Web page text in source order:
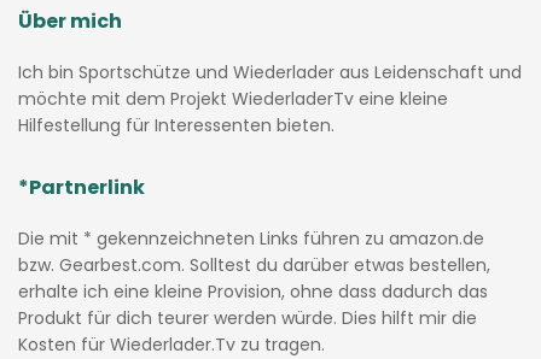
Über mich
Ich bin Sportschütze und Wiederlader aus Leidenschaft und
möchte mit dem Projekt WiederladerTv eine kleine
Hilfestellung für Interessenten bieten.
*Partnerlink
Die mit * gekennzeichneten Links führen zu amazon.de
bzw. Gearbest.com. Solltest du darüber etwas bestellen,
erhalte ich eine kleine Provision, ohne dass dadurch das
Produkt für dich teurer werden würde. Dies hilft mir die
Kosten für Wiederlader.Tv zu tragen.